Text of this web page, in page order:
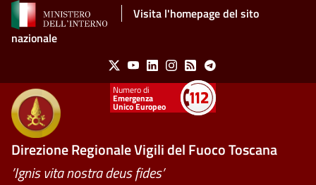
Salta al contenuto principaleVisita l'homepage del sito
nazionale
Social Menu
X YoutubeLinkedinInstagram
Feed Telegram
Emergenza
Unico Europeo
Direzione Regionale Vigili del Fuoco Toscana
’Ignis vita nostra deus fides’